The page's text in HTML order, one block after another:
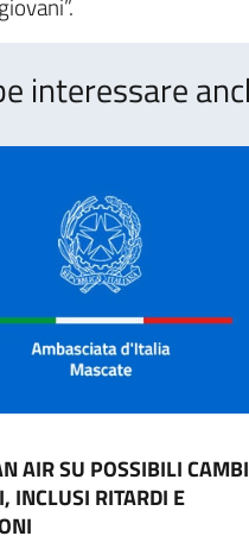
interessare
AIR SU POSSIBILI
INCLUSI RITARDI E